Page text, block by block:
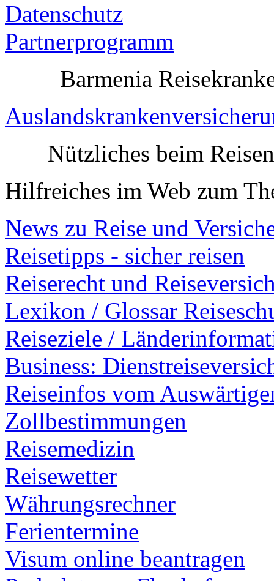
Datenschutz
Partnerprogramm
Barmenia
Nützliches beim Reisen
Hilfreiches im Web zum
News zu Reise und
Reisetipps - sicher reisen
Reiserecht und
Lexikon / Glossar
Reiseziele /
Business:
Reiseinfos vom
Zollbestimmungen
Reisemedizin
Reisewetter
Währungsrechner
Ferientermine
Visum online beantragen